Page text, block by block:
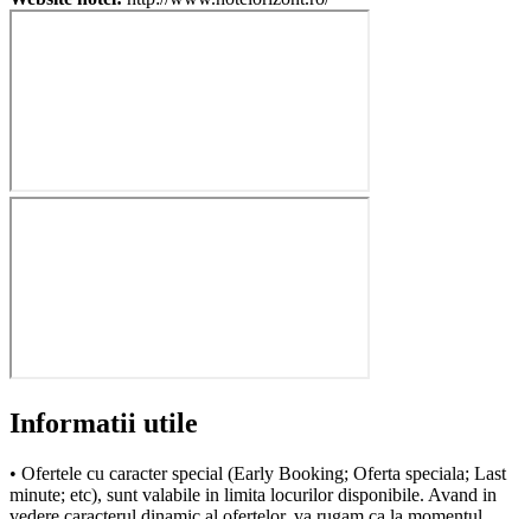
Informatii utile
• Ofertele cu caracter special (Early Booking; Oferta speciala; Last
minute; etc), sunt valabile in limita locurilor disponibile. Avand in